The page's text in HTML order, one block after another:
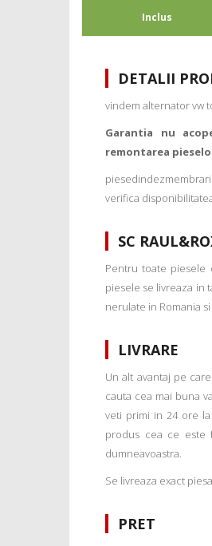
Inclus
DETALII
vindem alternator vw
Garantia nu
remontarea
verifica
SC
Pentru toate piesele
piesele se livreaza in
nerulate in Romania
LIVRARE
Un alt avantaj pe
cauta cea mai buna
veti primi in 24 ore
produs cea ce este
dumneavoastra.
Se livreaza exact
PRET